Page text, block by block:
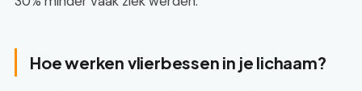
Hoe werken vlierbessen in je lichaam?